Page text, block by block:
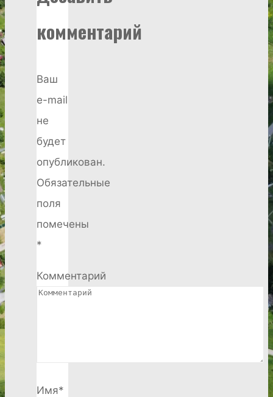
комментарий
Ваш
e-mail
не
будет
опубликован.
Обязательные
поля
помечены
*
Комментарий
Имя*